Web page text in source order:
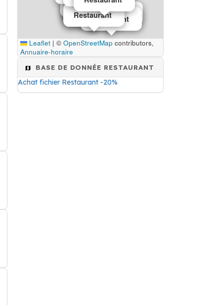
Restaurant
Restaurant
RestaurantRestaurant
Restaurant
Restaurant
Leaflet | © OpenStreetMap contributors,
Annuaire-horaire
BASE DE DONNÉE RESTAURANT
Achat fichier Restaurant -20%